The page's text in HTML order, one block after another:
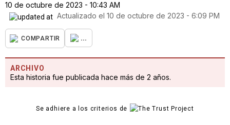
10 de octubre de 2023 - 10:43 AM
Actualizado el 10 de octubre de 2023 - 6:09 PM
COMPARTIR ...
ARCHIVO
Esta historia fue publicada hace más de 2 años.
Se adhiere a los criterios de